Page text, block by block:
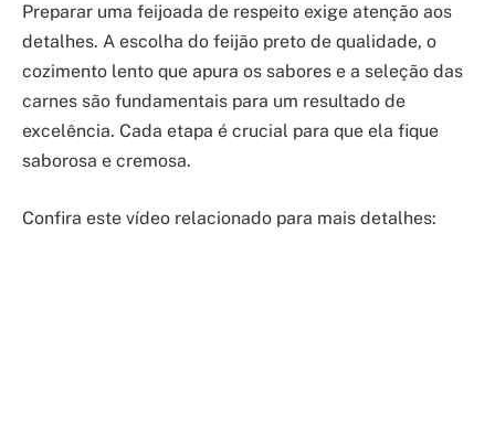
Preparar uma feijoada de respeito exige atenção aos
detalhes. A escolha do feijão preto de qualidade, o
cozimento lento que apura os sabores e a seleção das
carnes são fundamentais para um resultado de
excelência. Cada etapa é crucial para que ela fique
saborosa e cremosa.
Confira este vídeo relacionado para mais detalhes: